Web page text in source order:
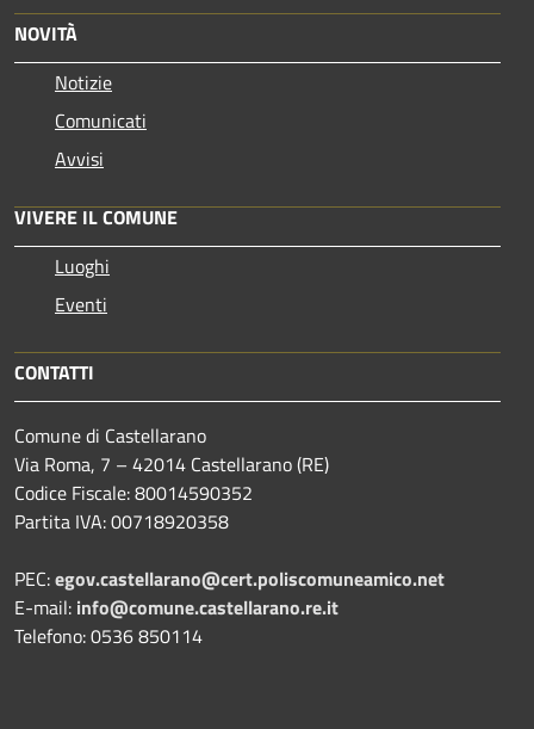
NOVITÀ
Notizie
Comunicati
Avvisi
VIVERE IL COMUNE
Luoghi
Eventi
CONTATTI
Comune di Castellarano
Via Roma, 7 – 42014 Castellarano (RE)
Codice Fiscale: 80014590352
Partita IVA: 00718920358
PEC:egov.castellarano@cert.poliscomuneamico.net
E-mail: info@comune.castellarano.re.it
Telefono: 0536 850114